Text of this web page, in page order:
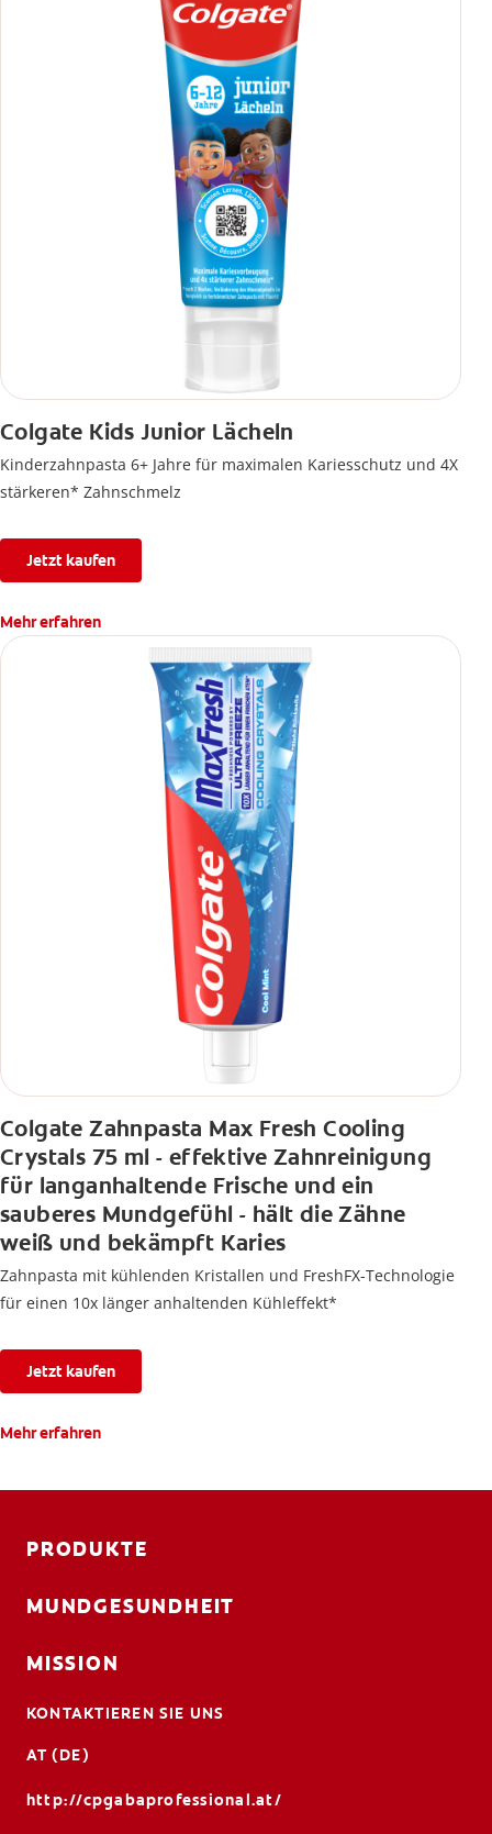
Colgate Kids Junior Lächeln
Kinderzahnpasta 6+ Jahre für maximalen Kariesschutz und 4X
stärkeren* Zahnschmelz
Jetzt kaufen
Mehr erfahren
Colgate Zahnpasta Max Fresh Cooling
Crystals 75 ml - effektive Zahnreinigung
für langanhaltende Frische und ein
sauberes Mundgefühl - hält die Zähne
weiß und bekämpft Karies
Zahnpasta mit kühlenden Kristallen und FreshFX-Technologie
für einen 10x länger anhaltenden Kühleffekt*
Jetzt kaufen
Mehr erfahren
PRODUKTE
MUNDGESUNDHEIT
MISSION
KONTAKTIEREN SIE UNS
AT (DE)
http://cpgabaprofessional.at/